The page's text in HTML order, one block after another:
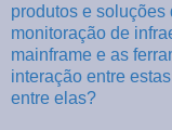
produtos e soluções
monitoração de
mainframe e as
interação entre
entre elas?